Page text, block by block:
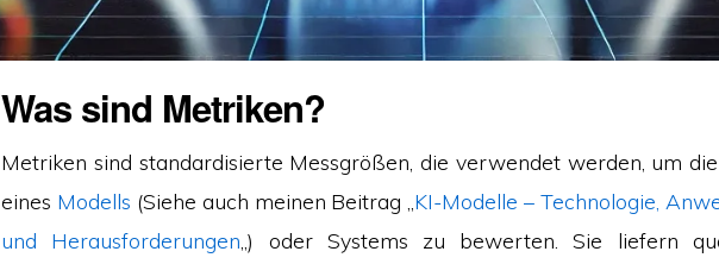
Was sind Metriken?
Metriken sind standardisierte Messgrößen, die verwendet werden, um
eines Modells (Siehe auch meinen Beitrag „ KI-Modelle – Technologie,
und Herausforderungen „) oder Systems zu bewerten. Sie liefern